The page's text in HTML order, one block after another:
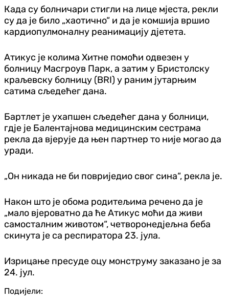
Када су болничари стигли на лице мјеста, рекли
су да је било „хаотично“ и да је комшија вршио
кардиопулмоналну реанимацију дјетета.
Атикус је колима Хитне помоћи одвезен у
болницу Масгроув Парк, а затим у Бристолску
краљевску болницу (BRI) у раним јутарњим
сатима сљедећег дана.
Бартлет је ухапшен сљедећег дана у болници,
гдје је Балентајнова медицинским сестрама
рекла да вјерује да њен партнер то није могао да
уради.
„Он никада не би повриједио свог сина“, рекла је.
Након што је обома родитељима речено да је
„мало вјероватно да ће Атикус моћи да живи
самосталним животом“, четворонедјељна беба
скинута је са респиратора 23. јула.
Изрицање пресуде оцу монструму заказано је за
24. јул.
Подијели: